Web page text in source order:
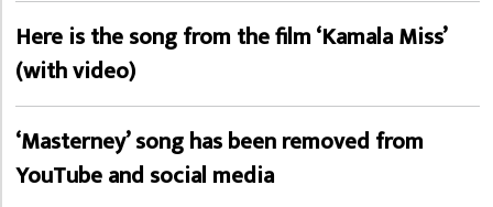
Here is the song from the film ‘Kamala Miss’
(with video)
‘Masterney’ song has been removed from
YouTube and social media